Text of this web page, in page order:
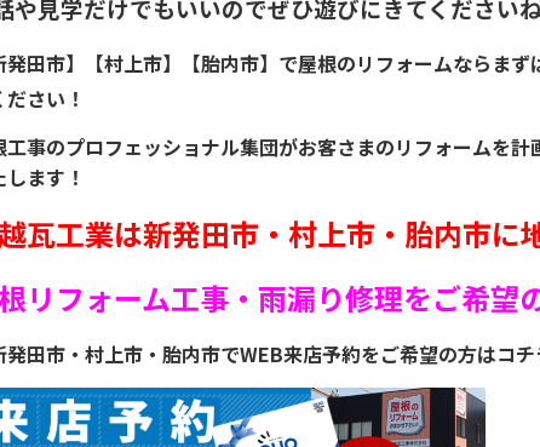
や見学だけでもいいのでぜひ遊びにきてください
発田市】【村上市】【胎内市】で屋根のリフォームならまず
さい！
工事のプロフェッショナル集団がお客さまのリフォームを
ます！
瓦工業は新発田市・村上市・胎内市に
リフォーム工事・雨漏り修理をご希望
発田市・村上市・胎内市でWEB来店予約をご希望の方はコチ